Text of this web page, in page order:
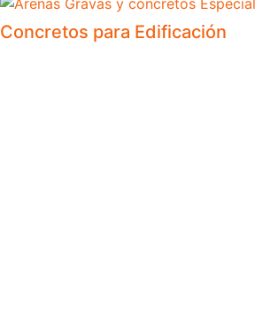
Concretos para Edificación